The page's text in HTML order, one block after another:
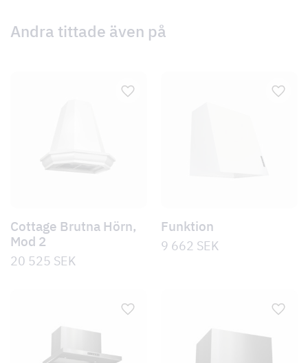
Andra tittade även på
Cottage Brutna Hörn,
Mod 2
20 525 SEK
Funktion
9 662 SEK